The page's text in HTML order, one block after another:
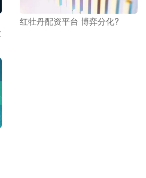
红牡丹配资平台 博弈分化?